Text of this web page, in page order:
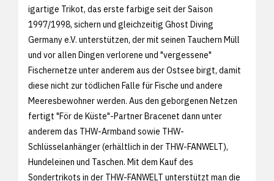
igartige Trikot, das erste farbige seit der Saison
1997/1998, sichern und gleichzeitig Ghost Diving
Germany e.V. unterstützen, der mit seinen Tauchern Müll
und vor allen Dingen verlorene und "vergessene"
Fischernetze unter anderem aus der Ostsee birgt, damit
diese nicht zur tödlichen Falle für Fische und andere
Meeresbewohner werden. Aus den geborgenen Netzen
fertigt "För de Küste"-Partner Bracenet dann unter
anderem das THW-Armband sowie THW-
Schlüsselanhänger (erhältlich in der THW-FANWELT),
Hundeleinen und Taschen. Mit dem Kauf des
Sondertrikots in der THW-FANWELT unterstützt man die